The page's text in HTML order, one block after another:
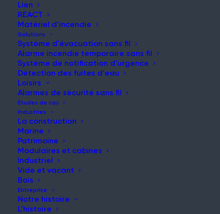
Lien
REACT
Matériel d'incendie
Solutions
Système d'évacuation sans fil
Alarme incendie temporaire sans fil
Système de notification d'urgence
Détection des fuites d'eau
Loisirs
Alarmes de sécurité sans fil
Études de cas
Industries
La construction
Marine
Patrimoine
Modulaires et cabines
Industriel
Vide et vacant
Bois
Entreprise
Notre histoire
L'histoire
réseau WES en bénéficie
Comprendre la technologie des
réseaux maillés et la façon dont
elle alimente la protection sans
fil contre les incendies et les
évacuations sur l'ensemble du
site de WES3.
Accueil | Nouvelles et mises à jour